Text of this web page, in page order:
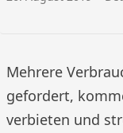
Mehrere
gefordert,
verbieten und